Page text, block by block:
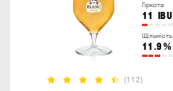
Гіркота
11 IBU
Щільність
11.9 %
(112)